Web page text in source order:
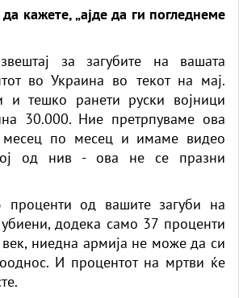
кажете, „ајде да ги погледнеме
за загубите на вашата
во Украина во текот на мај.
и тешко ранети руски војници
30.000. Ние претрпуваме ова
месец по месец и имаме видео
од нив - ова не се празни
од вашите загуби на
додека само 37 проценти
ниедна армија не може да си
И процентот на мртви ќе